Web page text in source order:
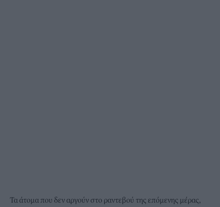
Τα άτομα που δεν αργούν στο ραντεβού της επόμενης μέρας,